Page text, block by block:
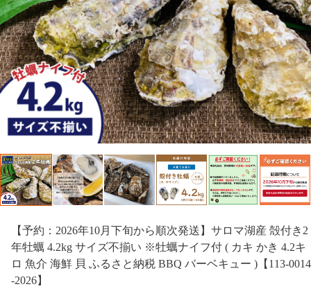
【予約：2026年10月下旬から順次発送】サロマ湖産 殻付き2
年牡蠣 4.2kg サイズ不揃い ※牡蠣ナイフ付 ( カキ かき 4.2キ
ロ 魚介 海鮮 貝 ふるさと納税 BBQ バーベキュー )【113-0014
-2026】